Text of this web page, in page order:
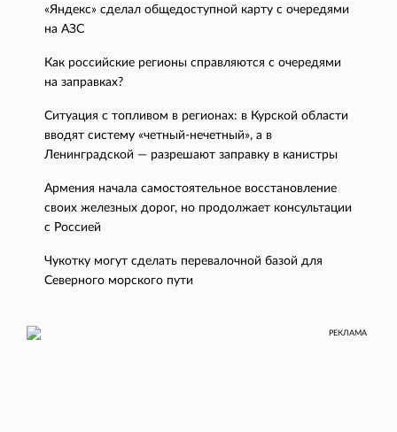
«Яндекс» сделал общедоступной карту с очередями
на АЗС
Как российские регионы справляются с очередями
на заправках?
Ситуация с топливом в регионах: в Курской области
вводят систему «четный-нечетный», а в
Ленинградской — разрешают заправку в канистры
Армения начала самостоятельное восстановление
своих железных дорог, но продолжает консультации
с Россией
Чукотку могут сделать перевалочной базой для
Северного морского пути
РЕКЛАМА